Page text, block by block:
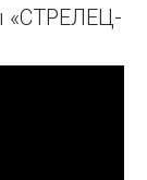
«СТРЕЛЕЦ-